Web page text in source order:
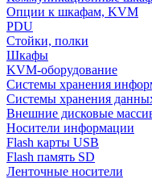
Опции к шкафам, KVM
PDU
Стойки, полки
Шкафы
KVM-оборудование
Системы хранения
Системы хранения
Внешние дисковые
Носители информации
Flash карты USB
Flash память SD
Ленточные носители